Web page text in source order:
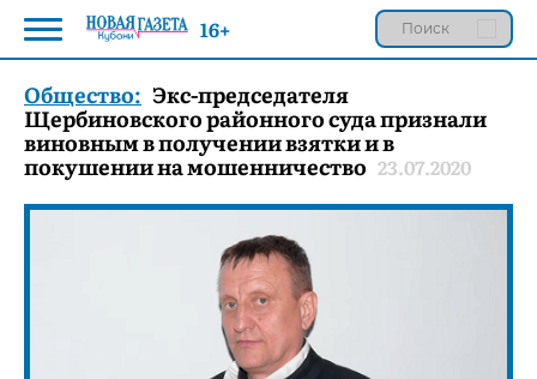
Общество: Экс-председателя
Щербиновского районного суда признали
виновным в получении взятки и в
покушении на мошенничество 23.07.2020
16+